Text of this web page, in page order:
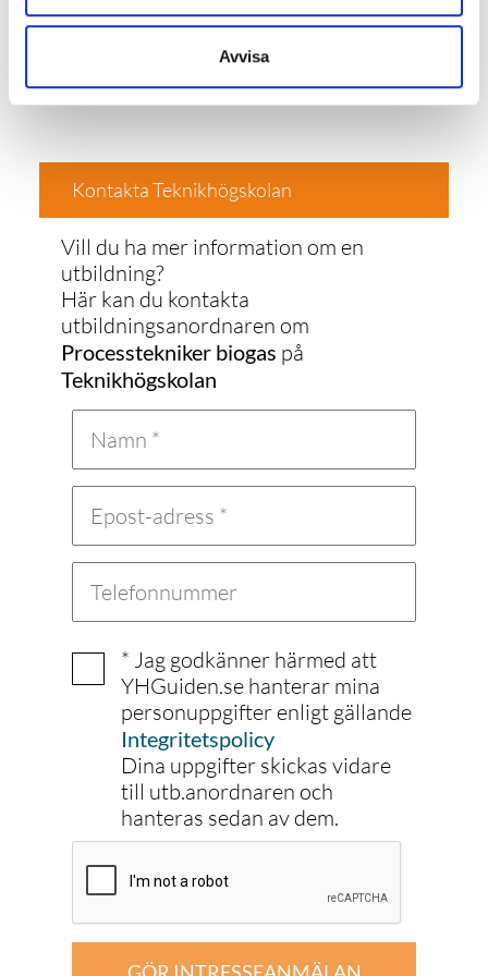
Avvisa
Kontakta Teknikhögskolan
Vill du ha mer information om en
utbildning?
Här kan du kontakta
utbildningsanordnaren om
Processtekniker biogas på
Teknikhögskolan
* Jag godkänner härmed att
YHGuiden.se hanterar mina
personuppgifter enligt gällande
Integritetspolicy
Dina uppgifter skickas vidare
till utb.anordnaren och
hanteras sedan av dem.